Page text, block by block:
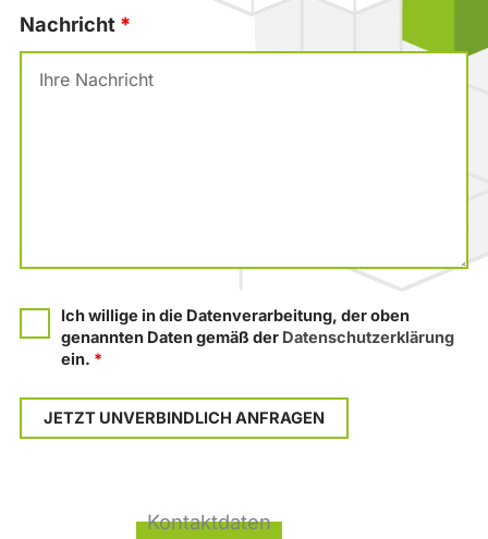
Nachricht *
Ich willige in die Datenverarbeitung, der oben
genannten Daten gemäß der Datenschutzerklärung
ein. *
Kontaktdaten